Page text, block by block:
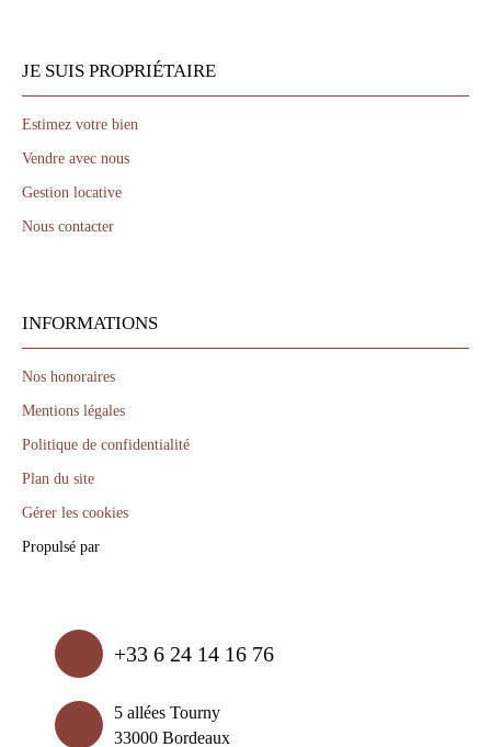
JE SUIS PROPRIÉTAIRE
Estimez votre bien
Vendre avec nous
Gestion locative
Nous contacter
INFORMATIONS
Nos honoraires
Mentions légales
Politique de confidentialité
Plan du site
Gérer les cookies
Propulsé par
+33 6 24 14 16 76
5 allées Tourny
33000 Bordeaux